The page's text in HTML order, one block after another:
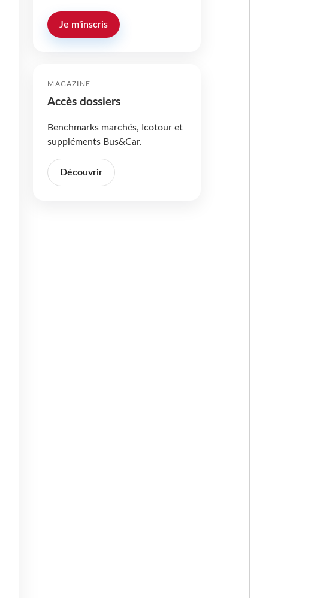
Je m'inscris
MAGAZINE
Accès dossiers
Benchmarks marchés, Icotour et
suppléments Bus&Car.
Découvrir